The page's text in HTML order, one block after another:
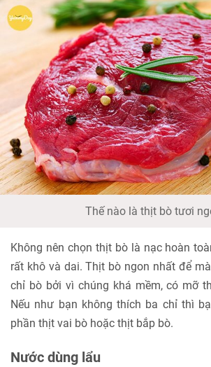
Thế nào là thịt bò tươi
Không nên chọn thịt bò là nạc hoàn
rất khô và dai. Thịt bò ngon nhất để
chỉ bò bởi vì chúng khá mềm, có mỡ
Nếu như bạn không thích ba chỉ thì
phần thịt vai bò hoặc thịt bắp bò.
Nước dùng lẩu